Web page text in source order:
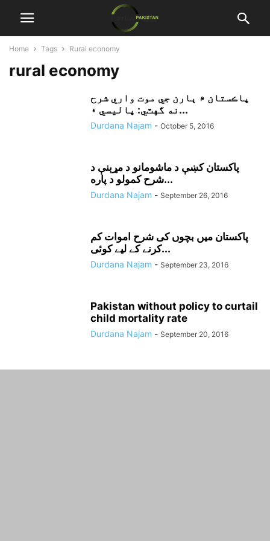
Home Tags Rural economy
rural economy
پاڪستان ۾ ٻارن جي موت واري شرح
نه گهٽي: پاليسي ۽...
Durdana Najam - October 5, 2016
پاکستان کښې د ماشومانو د مړېنې د
شرح کمولو د پاره...
Durdana Najam - September 26, 2016
پاکستان میں بچوں کی شرح اموات کم
کرنے کے لیے کوئی...
Durdana Najam - September 23, 2016
Pakistan without policy to curtail
child mortality rate
Durdana Najam - September 20, 2016